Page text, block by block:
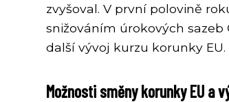
zvyšoval. V první polovině
snižováním úrokových
další vývoj kurzu korunky EU.
Možnosti směny korunky EU a